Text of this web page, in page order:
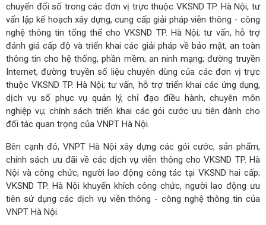
chuyển đổi số trong các đơn vị trực thuộc VKSND TP. Hà Nội, tư
vấn lập kế hoạch xây dựng, cung cấp giải pháp viễn thông - công
nghệ thông tin tổng thể cho VKSND TP. Hà Nội; tư vấn, hỗ trợ
đánh giá cấp độ và triển khai các giải pháp về bảo mật, an toàn
thông tin cho hệ thống, phần mềm; an ninh mạng; đường truyền
Internet, đường truyền số liệu chuyên dùng của các đơn vị trực
thuộc VKSND TP. Hà Nội; tư vấn, hỗ trợ triển khai các ứng dụng,
dịch vụ số phục vụ quản lý, chỉ đạo điều hành, chuyên môn
nghiệp vụ; chính sách triển khai các gói cước ưu tiên dành cho
đối tác quan trọng của VNPT Hà Nội.
Bên cạnh đó, VNPT Hà Nội xây dựng các gói cước, sản phẩm,
chính sách ưu đãi về các dịch vụ viễn thông cho VKSND TP. Hà
Nội và công chức, người lao động công tác tại VKSND hai cấp;
VKSND TP. Hà Nội khuyến khích công chức, người lao động ưu
tiên sử dụng các dịch vụ viễn thông - công nghệ thông tin của
VNPT Hà Nội.